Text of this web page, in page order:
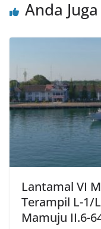
Anda
Lantamal VI
Terampil L-1/
Mamuju II.6-